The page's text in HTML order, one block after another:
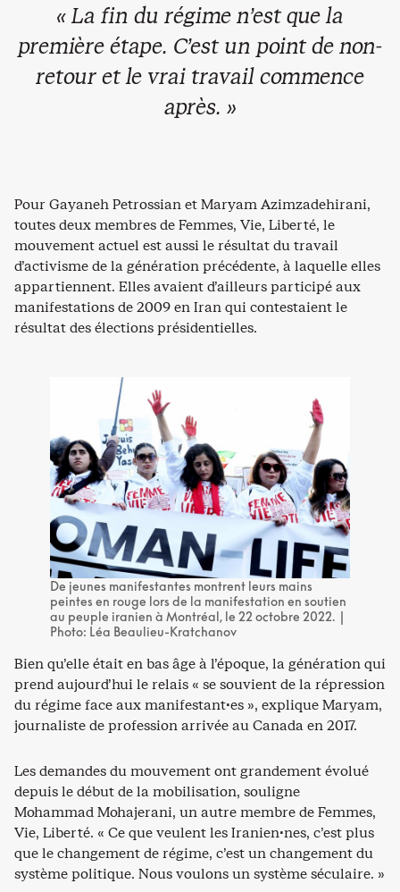
« La fin du régime n’est que la
première étape. C’est un point de non-
retour et le vrai travail commence
après. »
Pour Gayaneh Petrossian et Maryam Azimzadehirani,
toutes deux membres de Femmes, Vie, Liberté, le
mouvement actuel est aussi le résultat du travail
d’activisme de la génération précédente, à laquelle elles
appartiennent. Elles avaient d’ailleurs participé aux
manifestations de 2009 en Iran qui contestaient le
résultat des élections présidentielles.
De jeunes manifestantes montrent leurs mains
peintes en rouge lors de la manifestation en soutien
au peuple iranien à Montréal, le 22 octobre 2022. |
Photo: Léa Beaulieu-Kratchanov
Bien qu’elle était en bas âge à l’époque, la génération qui
prend aujourd’hui le relais « se souvient de la répression
du régime face aux manifestant·es », explique Maryam,
journaliste de profession arrivée au Canada en 2017.
Les demandes du mouvement ont grandement évolué
depuis le début de la mobilisation, souligne
Mohammad Mohajerani, un autre membre de Femmes,
Vie, Liberté. « Ce que veulent les Iranien·nes, c’est plus
que le changement de régime, c’est un changement du
système politique. Nous voulons un système séculaire. »